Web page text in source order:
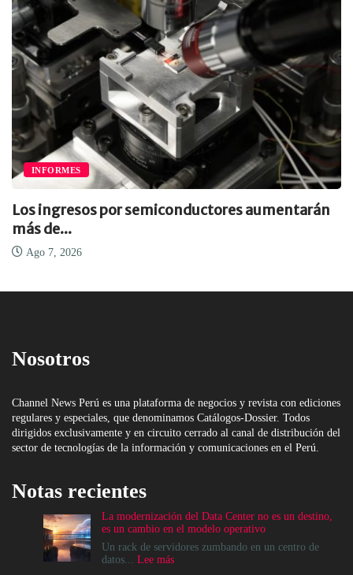
INFORMES
Los ingresos por semiconductores aumentarán
más de...
Ago 7, 2026
Nosotros
Channel News Perú es una plataforma de negocios y revista con ediciones
regulares y especiales, que denominamos Catálogos-Dossier. Todos
dirigidos exclusivamente y en circuito cerrado al canal de distribución del
sector de tecnologías de la información y comunicaciones en el Perú.
Notas recientes
La modernización del Data Center no es un destino,
es un cambio en el modelo operativo
Un rack de servidores zumbando en un centro de
datos... Lee más: